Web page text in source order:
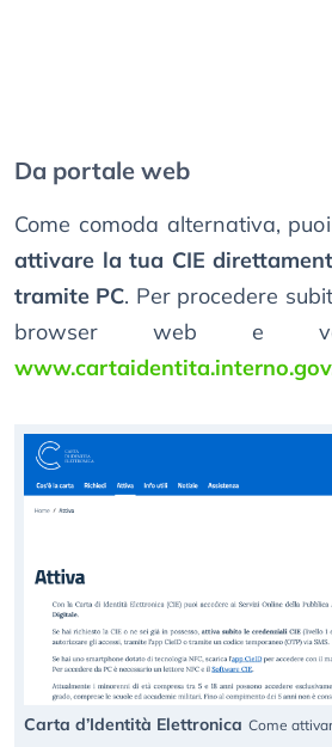
Da portale web
Come comoda alternativa,
attivare la tua CIE
tramite PC. Per procedere
browser web e
Carta d’Identità Elettronica Come